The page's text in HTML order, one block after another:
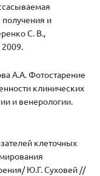
получения и
С. В.,
2009.
А.А. Фотостарение
клинических
и венерологии.
клеточных
Ю.Г. Суховей //